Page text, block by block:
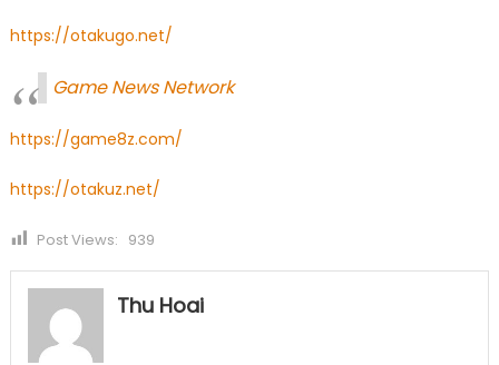
https://otakugo.net/
Game News Network
https://game8z.com/
https://otakuz.net/
Post Views: 939
Thu Hoai